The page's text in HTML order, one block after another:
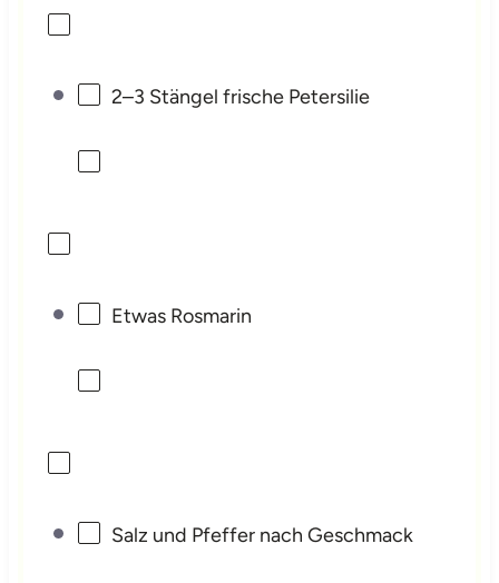
2–3 Stängel frische Petersilie
Etwas Rosmarin
Salz und Pfeffer nach Geschmack